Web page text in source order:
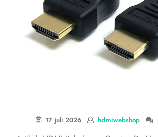
17 juli 2026 hdmiwebshop